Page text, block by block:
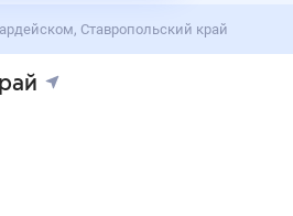
Ставропольский край